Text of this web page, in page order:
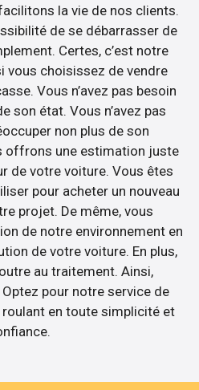
la vie de nos clients.
de se débarrasser de
Certes, c’est notre
vous choisissez de vendre
Vous n’avez pas besoin
son état. Vous n’avez pas
non plus de son
offrons une estimation juste
de votre voiture. Vous êtes
pour acheter un nouveau
projet. De même, vous
de notre environnement en
de votre voiture. En plus,
au traitement. Ainsi,
pour notre service de
en toute simplicité et